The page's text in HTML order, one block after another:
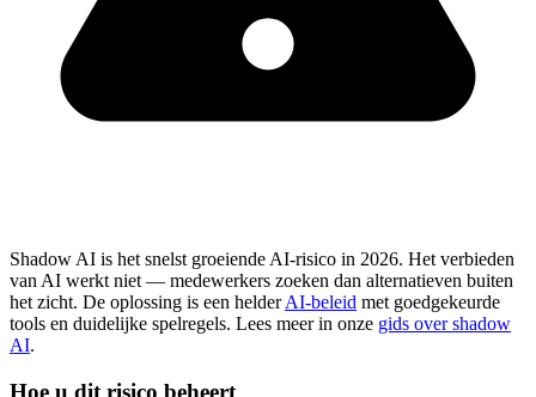
Shadow AI is het snelst groeiende AI-risico in 2026. Het verbieden
van AI werkt niet — medewerkers zoeken dan alternatieven buiten
het zicht. De oplossing is een helderAI-beleid met goedgekeurde
tools en duidelijke spelregels. Lees meer in onze gids over shadow
AI.
Hoe u dit risico beheert